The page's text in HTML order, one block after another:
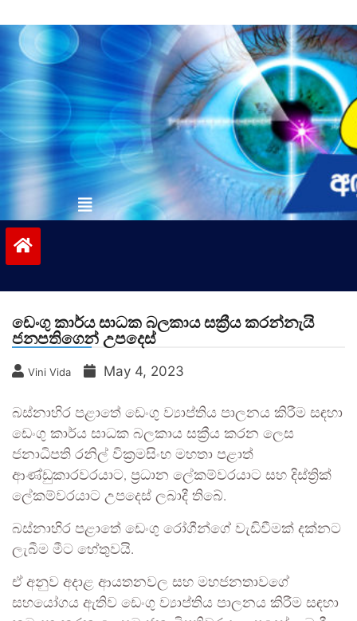
to
contentvinivida.lk
ඩෙංගු කාර්ය සාධක බලකාය සක්‍රීය කරන්නැයි
ජනපතිගෙන් උපදෙස්
Vini Vida May 4, 2023
බස්නාහිර පළාතේ ඩෙංගු ව්‍යාප්තිය පාලනය කිරීම සඳහා
ඩෙංගු කාර්ය සාධක බලකාය සක්‍රීය කරන ලෙස
ජනාධිපති රනිල් වික්‍රමසිංහ මහතා පළාත්
ආණ්ඩුකාරවරයාට, ප්‍රධාන ලේකම්වරයාට සහ දිස්ත්‍රික්
ලේකම්වරයාට උපදෙස් ලබාදී තිබේ.
බස්නාහිර පළාතේ ඩෙංගු රෝගීන්ගේ වැඩිවීමක් දක්නට
ලැබීම මීට හේතුවයි.
ඒ අනුව අදාළ ආයතනවල සහ මහජනතාවගේ
සහයෝගය ඇතිව ඩෙංගු ව්‍යාප්තිය පාලනය කිරීම සඳහා